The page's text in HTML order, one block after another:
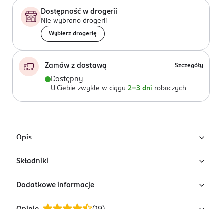
Dostępność w drogerii
Nie wybrano drogerii
Wybierz drogerię
Zamów z dostawą Szczegóły
Dostępny
U Ciebie zwykle w ciągu 2-3 dni roboczych
Opis
Wypróbuj róż, który zapewni Ci długotrwały efekt!
Lekka, pudrowa formuła różu do policzków Rimmel
Maxi Blush w odcieniu Exposed nadaje skórze kolor i
zdrowy blask. Ten mocno napigmentowany róż do
Składniki
Talc, Synthetic Fluorphlogopite, Mica, Magnesium
Myristate, Octyldodecyl Stearoyl Stearate, Diisostearyl
Dodatkowe informacje